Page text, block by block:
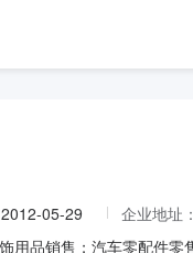
2012-05-29 企业地址：